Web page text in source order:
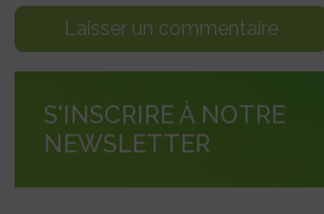
S'INSCRIRE À NOTRE
NEWSLETTER